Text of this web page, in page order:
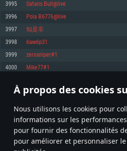
À propos des cookies
Nous utilisons les cookies pour
informations sur les
pour fournir des fonctionnalités
pour améliorer et personnaliser
Recommandée
1060 et plus, Radeon RX 570 et plus.
Disque dur: 75.9 Go (client complet)
Recommandée
OS: Mac OS Big Sur 11.0 ou plus récent
Processeur: Core i7 (Les processeurs Intel
Mémoire: 8 GB
Carte graphique: Radeon Vega II ou plus
Disque dur: 62,2 Go (client complet)
Recommandée
OS: Ubuntu 20.04 64bit
Processeur: Intel Core i7
Mémoire: 8 GB
Carte graphique: NVIDIA 1060 avec les
6 mois et supportant Vulkan
Connection: Connexion Internet à haut débit
Disque dur: 60,2 Go (client complet)
3995 Satans Bull@live
3996 Pola B6776@live
3997 知是非
3998 бамбр31
3999 zerosniper#1
4000 Mike77#1
* Classement mis à jour quotidiennement
199 200 201